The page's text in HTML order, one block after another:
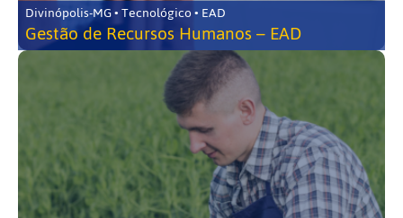
Divinópolis-MG • Tecnológico • EAD
Gestão de Recursos Humanos – EAD